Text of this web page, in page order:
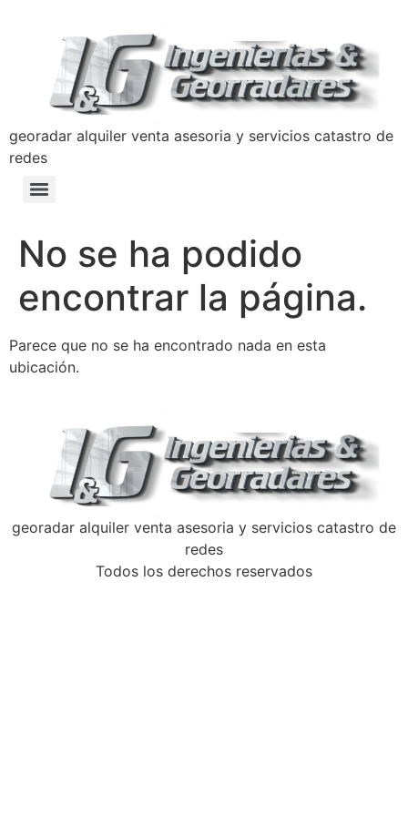
georadar alquiler venta asesoria y servicios catastro de
redes
No se ha podido
encontrar la página.
Parece que no se ha encontrado nada en esta
ubicación.
georadar alquiler venta asesoria y servicios catastro de
redes
Todos los derechos reservados